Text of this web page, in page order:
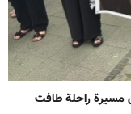
مسيرة راحلة طافت